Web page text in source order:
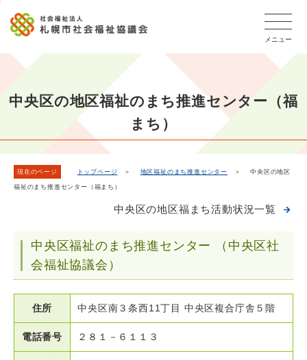
イ
移
動
文
メニュー
か
中央区の地区福祉のまち推進センター（福
まち）
現在のページ トップページ ＞ 地区福祉のまち推進センター ＞ 中央区の地区
福祉のまち推進センター（福まち）
中央区の地区福まち活動状況一覧
中央区福祉のまち推進センター （中央区社
会福祉協議会）
住所 中央区南３条西11丁目 中央区複合庁舎５階
電話番号 ２８１－６１１３
こ
フ
ー
ュ
ー
タ
ュ